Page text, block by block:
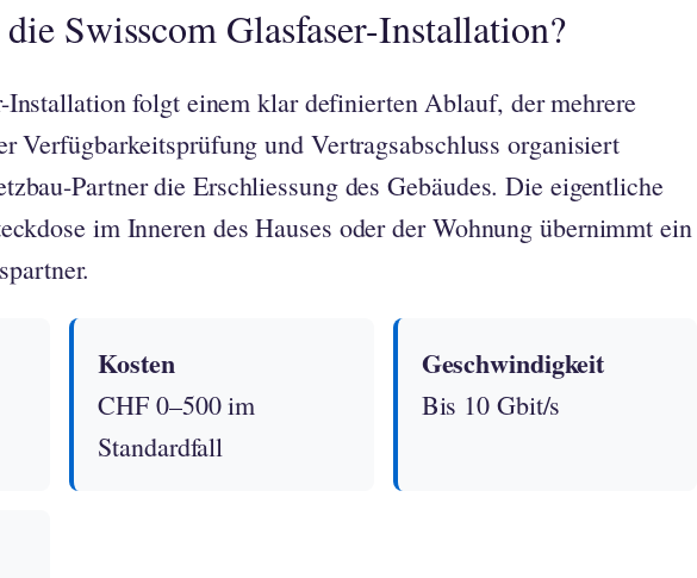
Swisscom Glasfaser-Installation?
Installation folgt einem klar definierten Ablauf, der mehrere
Verfügbarkeitsprüfung und Vertragsabschluss organisiert
Partner die Erschliessung des Gebäudes. Die eigentliche
im Inneren des Hauses oder der Wohnung übernimmt ein
Kosten
CHF 0–500 im
Standardfall
Geschwindigkeit
Bis 10 Gbit/s